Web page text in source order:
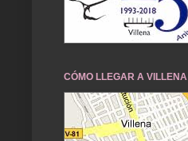
CÓMO LLEGAR A VILLENA